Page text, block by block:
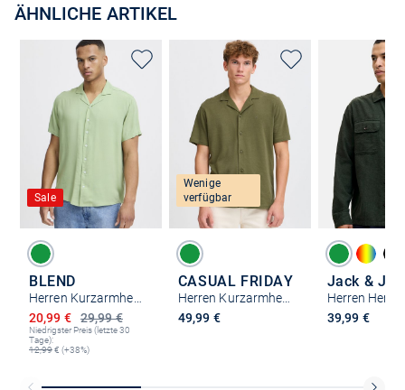
ÄHNLICHE ARTIKEL
Sale
BLEND
29,99 €
Ermäßigter Preis
20,99 €
Niedrigster Preis (letzte 30
Tage):
12,99€ (+38%)
Wenige
verfügbar
CASUAL FRIDAY
49,99 €
Jack &
39,99 €